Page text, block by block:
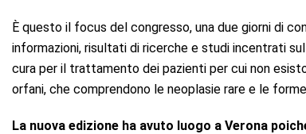
È questo il focus del congresso, una due giorni di
informazioni, risultati di ricerche e studi incentrati
cura per il trattamento dei pazienti per cui non
orfani, che comprendono le neoplasie rare e le
La nuova edizione ha avuto luogo a Verona